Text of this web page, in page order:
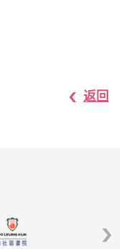
返回